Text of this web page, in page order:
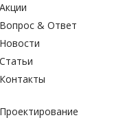
Акции
Вопрос & Ответ
Новости
Статьи
Контакты
Проектирование